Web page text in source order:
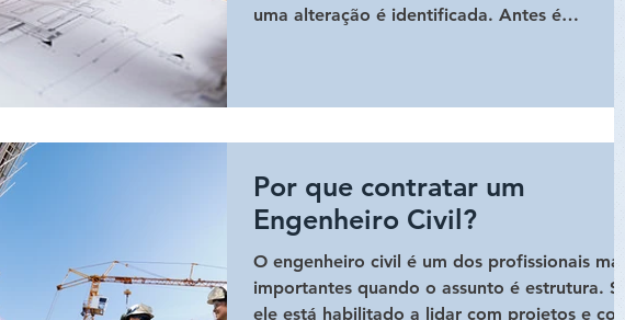
uma alteração é identificada. Antes é
Por que contratar um
Engenheiro Civil?
O engenheiro civil é um dos profissionais
importantes quando o assunto é estrutura.
ele está habilitado a lidar com projetos e